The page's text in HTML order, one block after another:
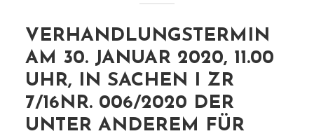
VERHANDLUNGSTERMIN
AM 30. JANUAR 2020, 11.00
UHR, IN SACHEN I ZR
7/16NR. 006/2020 DER
UNTER ANDEREM FÜR